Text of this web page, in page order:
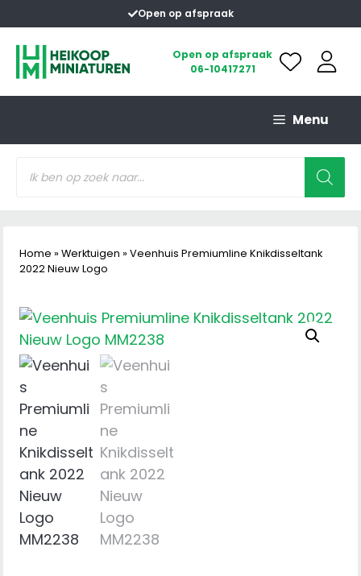
naar
inhoud
Open op afspraak
Open op afspraak
06-10417271
Menu
zoeken
Home » Werktuigen » Veenhuis Premiumline Knikdisseltank
2022 Nieuw Logo